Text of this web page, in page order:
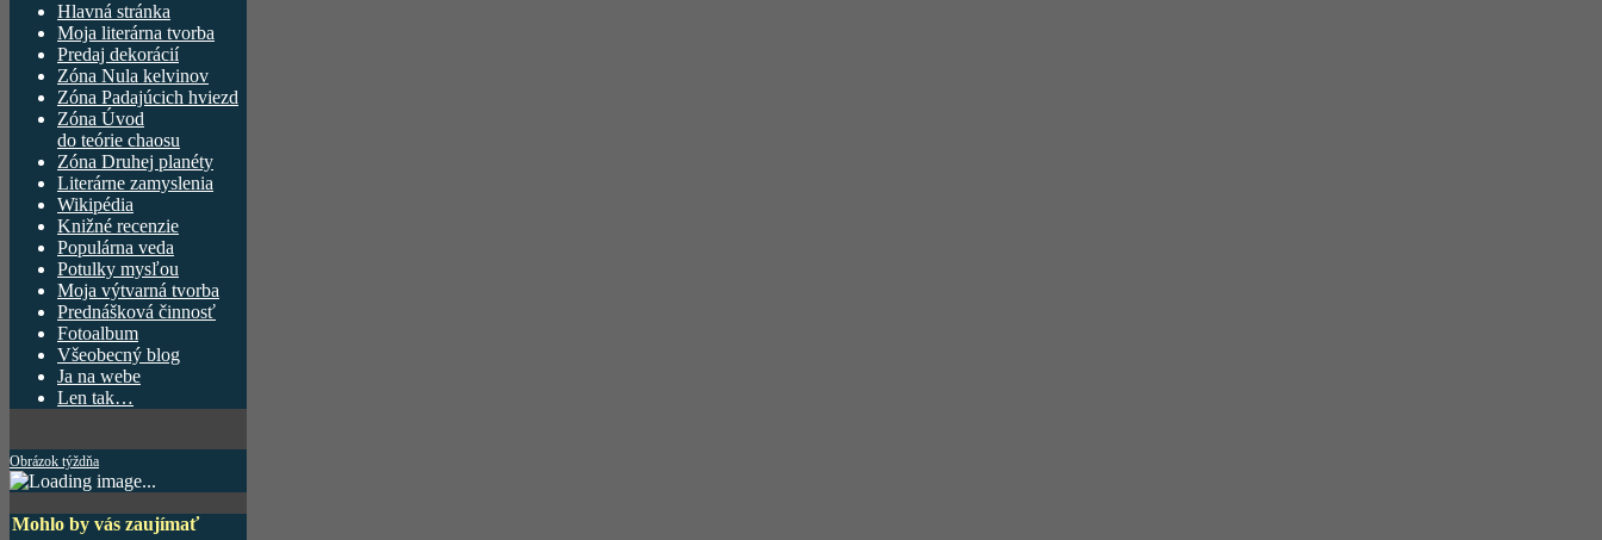
Hlavná stránka
Moja literárna tvorba
Predaj dekorácií
Zóna Nula kelvinov
Zóna Padajúcich hviezd
Zóna Úvod
do teórie chaosu
Zóna Druhej planéty
Literárne zamyslenia
Wikipédia
Knižné recenzie
Populárna veda
Potulky mysľou
Moja výtvarná tvorba
Prednášková činnosť
Fotoalbum
Všeobecný blog
Ja na webe
Len tak…
Obrázok týždňa
Mohlo by vás zaujímať